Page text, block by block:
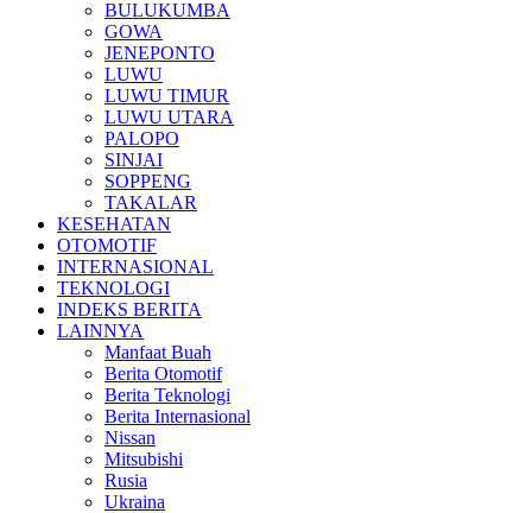
BULUKUMBA
GOWA
JENEPONTO
LUWU
LUWU TIMUR
LUWU UTARA
PALOPO
SINJAI
SOPPENG
TAKALAR
KESEHATAN
OTOMOTIF
INTERNASIONAL
TEKNOLOGI
INDEKS BERITA
LAINNYA
Manfaat Buah
Berita Otomotif
Berita Teknologi
Berita Internasional
Nissan
Mitsubishi
Rusia
Ukraina